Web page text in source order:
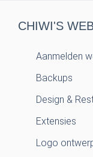
CHIWI'S
Aanmelden
Backups
Design &
Extensies
Logo